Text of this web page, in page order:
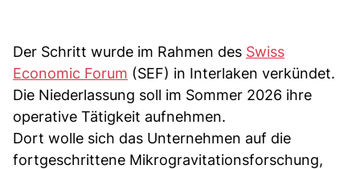
Der Schritt wurde im Rahmen des Swiss
Economic Forum (SEF) in Interlaken verkündet.
Die Niederlassung soll im Sommer 2026 ihre
operative Tätigkeit aufnehmen.
Dort wolle sich das Unternehmen auf die
fortgeschrittene Mikrogravitationsforschung,